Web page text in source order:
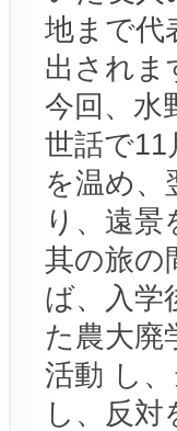
地まで代
出されま
今回、水
世話で11
を温め、
り、遠景
其の旅の
ば、入学
た農大廃
活動 し
し、反